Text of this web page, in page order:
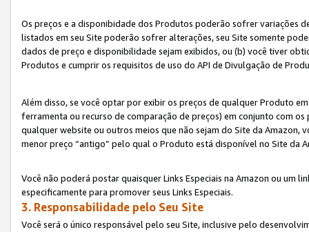
Os preços e a disponibidade dos Produtos poderão sofrer variações
listados em seu Site poderão sofrer alterações, seu Site somente
dados de preço e disponibilidade sejam exibidos, ou (b) você tiver
Produtos e cumprir os requisitos de uso do API de Divulgação de
Além disso, se você optar por exibir os preços de qualquer Produto
ferramenta ou recurso de comparação de preços) em conjunto com
qualquer website ou outros meios que não sejam do Site da Amazon,
menor preço “antigo” pelo qual o Produto está disponível no Site da
Você não poderá postar quaisquer Links Especiais na Amazon ou um
especificamente para promover seus Links Especiais.
3. Responsabilidade pelo Seu Site
Você será o único responsável pelo seu Site, inclusive pelo